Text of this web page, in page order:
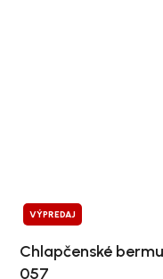
VÝPREDAJ
Chlapčenské
057